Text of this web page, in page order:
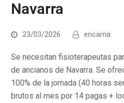
Navarra
23/03/2026 encarna
Se necesitan fisioterapeutas
de ancianos de Navarra. Se
100% de la jornada (40 horas
brutos al mes por 14 pagas +